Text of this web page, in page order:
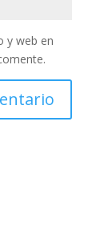
y web en